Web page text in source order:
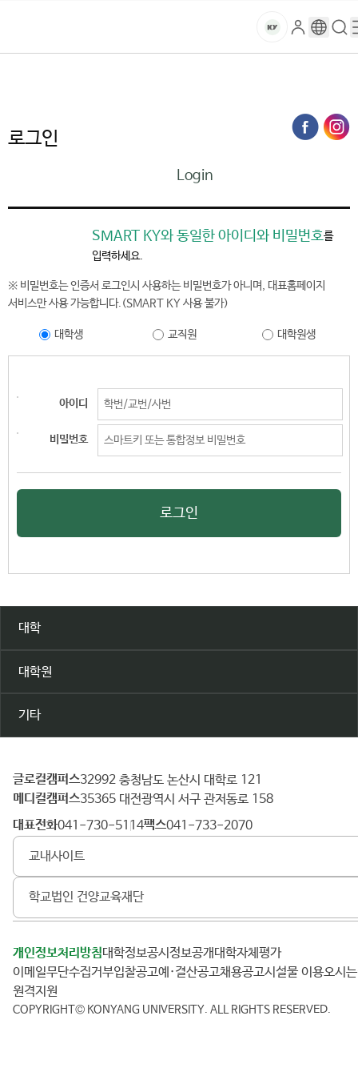
건
대
교
마
로
그
구
글
검
색
메로그인
Login
SMART KY와 동일한 아이디와 비밀번호를
입력하세요.
※ 비밀번호는 인증서 로그인시 사용하는 비밀번호가 아니며, 대표홈페이지
서비스만 사용 가능합니다.(SMART KY 사용 불가)
대학생 교직원 대학원생
아이디
비밀번호
로그인
대학
대학원
기타
건
양
대
학
글로컬캠퍼스 32992 충청남도 논산시 대학로 121
메디컬캠퍼스 35365 대전광역시 서구 관저동로 158
대표전화 041-730-5114 팩스 041-733-2070
교내사이트
학교법인 건양교육재단
개인정보처리방침 대학정보공시 정보공개
대학자체평가
이메일무단수집거부
입찰공고 예·결산공고 채용공고 시설물 이용
오시
원격지원
COPYRIGHT© KONYANG UNIVERSITY. ALL RIGHTS RESERVED.